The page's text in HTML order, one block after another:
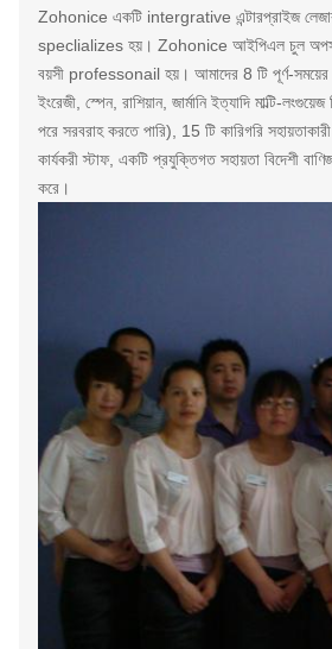
Zohonice একটি intergrative এন্টারপ্রাইজ লেজার
speclializes হয়। Zohonice আইপিএল চুল
বয়সী professonail হয়। আমাদের 8 টি পূর্ণ-সময়ের
ইংরেজী, স্পেন, রাশিয়ান, জার্মানি ইত্যাদি মাল্টি-
পরে সরবরাহ করতে পারি), 15 টি কারিগরি
কার্যকরী স্টাফ, একটি প্রযুক্তিগত সহায়তা বিদেশী
করে।